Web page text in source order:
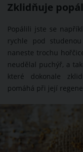
Zklidňuje
Popálili jste se
rychle pod
naneste trochu
neudělal puchýř, a
které dokonale
pomáhá při její